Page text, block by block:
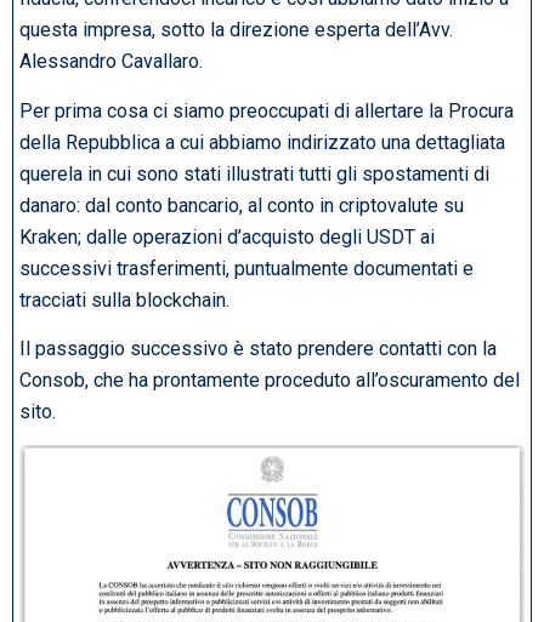
questa impresa, sotto la direzione esperta dell’Avv.
Alessandro Cavallaro.
Per prima cosa ci siamo preoccupati di allertare la Procura
della Repubblica a cui abbiamo indirizzato una dettagliata
querela in cui sono stati illustrati tutti gli spostamenti di
danaro: dal conto bancario, al conto in criptovalute su
Kraken; dalle operazioni d’acquisto degli USDT ai
successivi trasferimenti, puntualmente documentati e
tracciati sulla blockchain.
Il passaggio successivo è stato prendere contatti con la
Consob, che ha prontamente proceduto all’oscuramento del
sito.